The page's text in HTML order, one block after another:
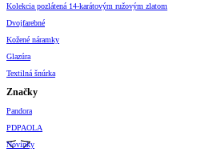
Kolekcia pozlátená 14-karátovým ružovým zlatom
Dvojfarebné
Kožené náramky
Glazúra
Textilná šnúrka
Značky
Pandora
PDPAOLA
Novinky